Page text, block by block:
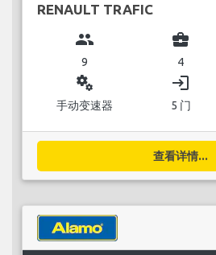
RENAULT TRAFIC
group
9
business_center
4
miscellaneous_services
手动变速器
login
5 门
查看详情...